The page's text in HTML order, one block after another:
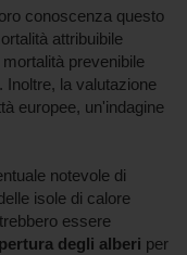
conoscenza questo
attribuibile
prevenibile
Inoltre, la valutazione
europee, un'indagine
notevole di
isole di calore
essere
degli alberi per